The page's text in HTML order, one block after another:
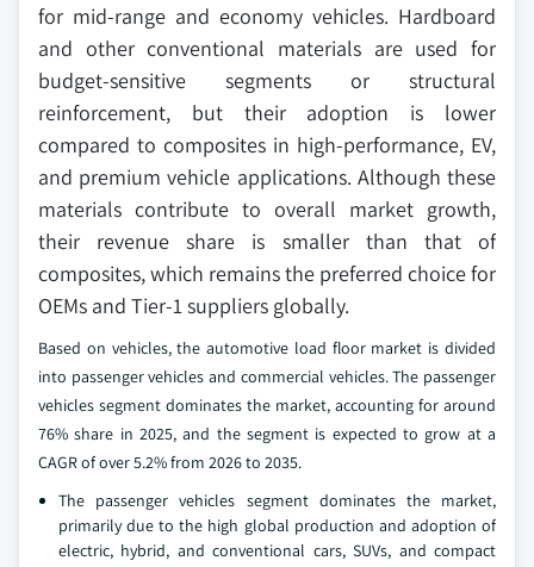
for mid-range and economy vehicles. Hardboard
and other conventional materials are used for
budget-sensitive segments or structural
reinforcement, but their adoption is lower
compared to composites in high-performance, EV,
and premium vehicle applications. Although these
materials contribute to overall market growth,
their revenue share is smaller than that of
composites, which remains the preferred choice for
OEMs and Tier-1 suppliers globally.
Based on vehicles, the automotive load floor market is divided
into passenger vehicles and commercial vehicles. The passenger
vehicles segment dominates the market, accounting for around
76% share in 2025, and the segment is expected to grow at a
CAGR of over 5.2% from 2026 to 2035.
The passenger vehicles segment dominates the market,
primarily due to the high global production and adoption of
electric, hybrid, and conventional cars, SUVs, and compact